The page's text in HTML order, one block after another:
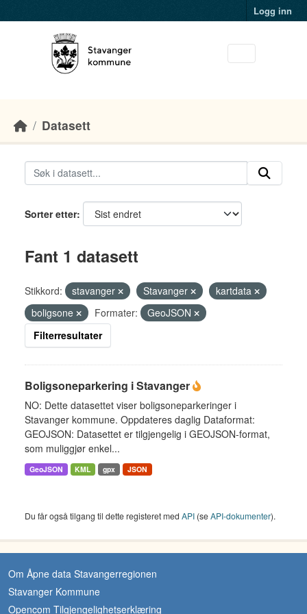
Logg inn
Datasett
Sorter etter
Fant 1 datasett
Stikkord: stavanger Stavanger
kartdata
boligsone
Formater:
GeoJSON
Filterresultater
Boligsoneparkering i Stavanger
NO: Dette datasettet viser boligsoneparkeringer i
Stavanger kommune. Oppdateres daglig Dataformat:
GEOJSON: Datasettet er tilgjengelig i GEOJSON-format,
som muliggjør enkel...
GeoJSON KML gpx JSON
Du får også tilgang til dette registeret med API (seAPI-dokumenter).
Om Åpne data Stavangerregionen
Stavanger Kommune
Opencom Tilgjengelighetserklæring